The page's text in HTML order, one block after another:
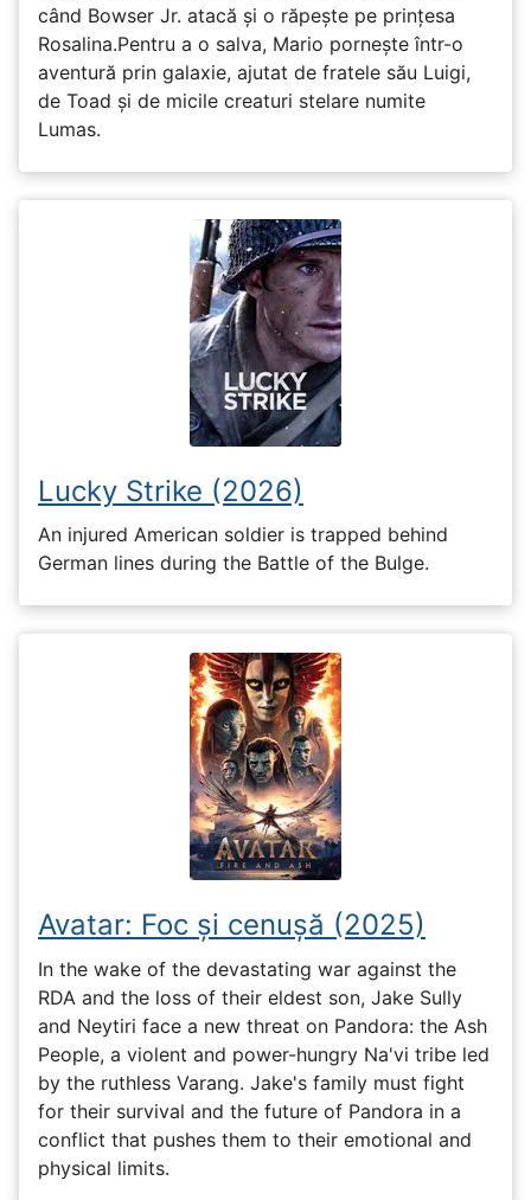
când Bowser Jr. atacă și o răpește pe prinţesa
Rosalina.Pentru a o salva, Mario pornește într-o
aventură prin galaxie, ajutat de fratele său Luigi,
de Toad și de micile creaturi stelare numite
Lumas.
Lucky Strike (2026)
An injured American soldier is trapped behind
German lines during the Battle of the Bulge.
Avatar: Foc și cenușă (2025)
In the wake of the devastating war against the
RDA and the loss of their eldest son, Jake Sully
and Neytiri face a new threat on Pandora: the Ash
People, a violent and power-hungry Na'vi tribe led
by the ruthless Varang. Jake's family must fight
for their survival and the future of Pandora in a
conflict that pushes them to their emotional and
physical limits.